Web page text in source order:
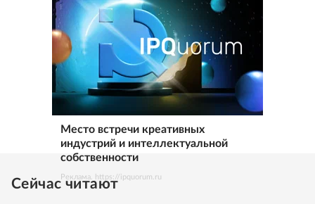
Место встречи креативных
индустрий и интеллектуальной
собственности
Реклама. https://ipquorum.ru
Сейчас читают